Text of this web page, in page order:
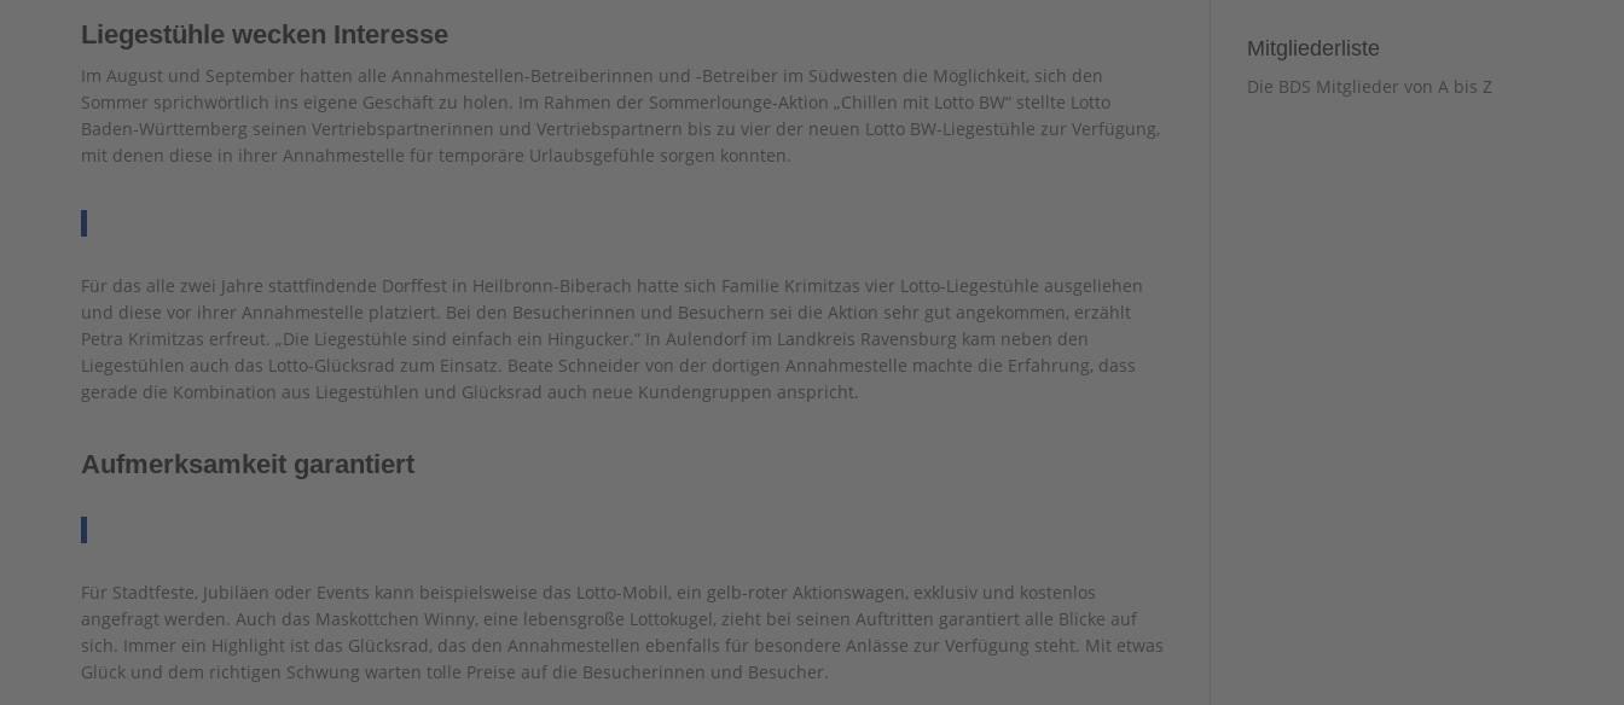
Liegestühle wecken Interesse
Im August und September hatten alle Annahmestellen-Betreiberinnen und -Betreiber im Südwesten die Möglichkeit, sich den
Sommer sprichwörtlich ins eigene Geschäft zu holen. Im Rahmen der Sommerlounge-Aktion „Chillen mit Lotto BW“ stellte Lotto
Baden-Württemberg seinen Vertriebspartnerinnen und Vertriebspartnern bis zu vier der neuen Lotto BW-Liegestühle zur Verfügung,
mit denen diese in ihrer Annahmestelle für temporäre Urlaubsgefühle sorgen konnten.
Für das alle zwei Jahre stattfindende Dorffest in Heilbronn-Biberach hatte sich Familie Krimitzas vier Lotto-Liegestühle ausgeliehen
und diese vor ihrer Annahmestelle platziert. Bei den Besucherinnen und Besuchern sei die Aktion sehr gut angekommen, erzählt
Petra Krimitzas erfreut. „Die Liegestühle sind einfach ein Hingucker.“ In Aulendorf im Landkreis Ravensburg kam neben den
Liegestühlen auch das Lotto-Glücksrad zum Einsatz. Beate Schneider von der dortigen Annahmestelle machte die Erfahrung, dass
gerade die Kombination aus Liegestühlen und Glücksrad auch neue Kundengruppen anspricht.
Aufmerksamkeit garantiert
Für Stadtfeste, Jubiläen oder Events kann beispielsweise das Lotto-Mobil, ein gelb-roter Aktionswagen, exklusiv und kostenlos
angefragt werden. Auch das Maskottchen Winny, eine lebensgroße Lottokugel, zieht bei seinen Auftritten garantiert alle Blicke auf
sich. Immer ein Highlight ist das Glücksrad, das den Annahmestellen ebenfalls für besondere Anlässe zur Verfügung steht. Mit etwas
Glück und dem richtigen Schwung warten tolle Preise auf die Besucherinnen und Besucher.
Mitgliederliste
Die BDS Mitglieder von A bis Z